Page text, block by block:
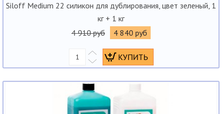
Siloff Medium 22 силикон для дублирования, цвет зеленый, 1
кг + 1 кг
4 910 руб
4 840 руб